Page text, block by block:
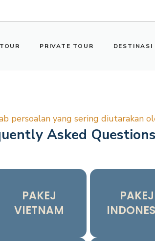
PRIVATE TOUR DESTINASI
persoalan yang sering diutarakan
Asked
PAKEJ
VIETNAM
PAKEJ